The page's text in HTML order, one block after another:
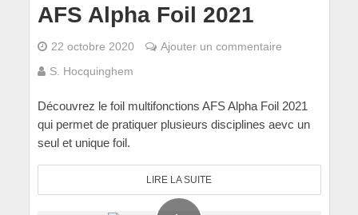
AFS Alpha Foil 2021
22 octobre 2020
Ajouter un commentaire
S. Hocquinghem
Découvrez le foil multifonctions AFS Alpha Foil 2021
qui permet de pratiquer plusieurs disciplines aevc un
seul et unique foil.
LIRE LA SUITE